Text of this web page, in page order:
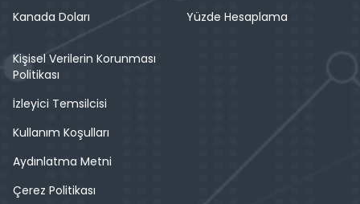
Kanada Doları
Yüzde Hesaplama
Kişisel Verilerin Korunması
Politikası
İzleyici Temsilcisi
Kullanım Koşulları
Aydınlatma Metni
Çerez Politikası